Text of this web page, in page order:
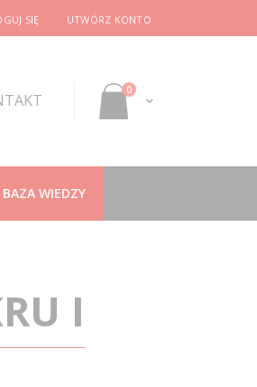
SIĘ UTWÓRZ KONTO
Mój koszyk
0produkty
WIEDZY
I